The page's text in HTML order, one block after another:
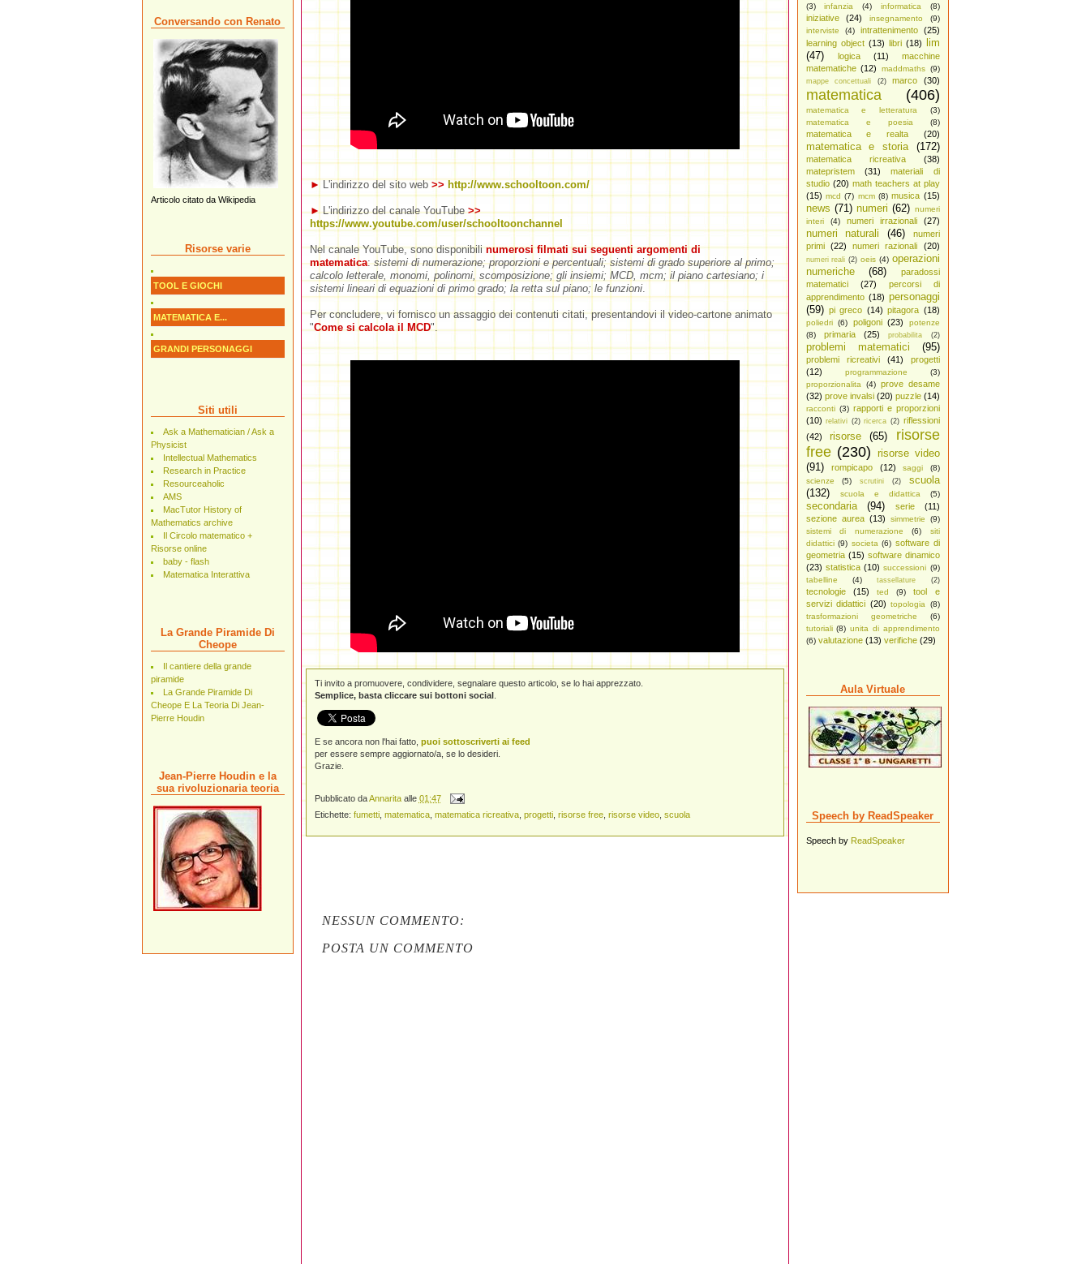
(3)
infanzia (4) informatica (8)
iniziative (24) insegnamento
(9)
interviste
(4) intrattenimento
(25)
learning object (13) libri (18)
lim
(47)
logica (11)
macchine
matematiche (12) maddmaths (9)
mappe concettuali (2) marco (30)
matematica (406)
matematica e letteratura
(3)
matematica e poesia
(8)
matematica e realta (20)
matematica e storia (172)
matematica ricreativa
(38)
matepristem
(31)
materiali di
studio (20) math teachers at play
(15) mcd (7) mcm (8) musica (15)
news (71) numeri (62) numeri
interi
(4) numeri irrazionali (27)
numeri naturali (46)
numeri
primi
(22) numeri razionali (20)
numeri reali (2) oeis (4) operazioni
numeriche
(68)
paradossi
matematici
(27)
percorsi di
apprendimento (18) personaggi
(59) pi greco (14) pitagora (18)
poliedri (6) poligoni (23)
potenze
(8)
primaria (25) probabilita (2)
problemi matematici (95)
problemi ricreativi (41)
progetti
(12)
programmazione
(3)
proporzionalita
(4) prove desame
(32) prove invalsi (20) puzzle (14)
racconti (3) rapporti e proporzioni
(10) relativi (2) ricerca (2) riflessioni
(42)
risorse (65)
risorse
free (230) risorse video
(91)
rompicapo (12) saggi
(8)
scienze
(5) scrutini (2)
scuola
(132)
scuola e didattica (5)
secondaria (94) serie
(11)
sezione aurea (13) simmetrie
(9)
sistemi di numerazione
(6)
siti
didattici (9) societa (6) software di
geometria (15) software dinamico
(23) statistica (10) successioni (9)
tabelline
(4) tassellature (2)
tecnologie (15) ted (9)
tool e
servizi didattici (20) topologia
(8)
trasformazioni geometriche
(6)
tutoriali (8) unita di apprendimento
(6) valutazione (13) verifiche (29)
Aula Virtuale
Speech by ReadSpeaker
Speech by ReadSpeaker
► L'indirizzo del sito web >> http://www.schooltoon.com/
► L'indirizzo del canale YouTube>>
https://www.youtube.com/user/schooltoonchannel
Nel canale YouTube, sono disponibilinumerosi filmati sui seguenti argomenti di
matematica:sistemi di numerazione; proporzioni e percentuali; sistemi di grado superiore al primo;
calcolo letterale, monomi, polinomi, scomposizione; gli insiemi; MCD, mcm; il piano cartesiano; i
sistemi lineari di equazioni di primo grado; la retta sul piano; le funzioni.
Per concludere, vi fornisco un assaggio dei contenuti citati, presentandovi il video-cartone animato
"Come si calcola il MCD".
Ti invito a promuovere, condividere, segnalare questo articolo, se lo hai apprezzato.
Semplice, basta cliccare sui bottoni social.
E se ancora non l'hai fatto, puoi sottoscriverti ai feed
per essere sempre aggiornato/a, se lo desideri.
Grazie.
Pubblicato daAnnarita alle 01:47
Etichette: fumetti, matematica, matematica ricreativa, progetti, risorse free, risorse video, scuola
NESSUN COMMENTO:
POSTA UN COMMENTO
Conversando con Renato
Articolo citato da Wikipedia
Risorse varie
TOOL E GIOCHI
MATEMATICA E...
GRANDI PERSONAGGI
Siti utili
Ask a Mathematician / Ask a
Physicist
Intellectual Mathematics
Research in Practice
Resourceaholic
AMS
MacTutor History of
Mathematics archive
Il Circolo matematico +
Risorse online
baby - flash
Matematica Interattiva
La Grande Piramide Di
Cheope
Il cantiere della grande
piramide
La Grande Piramide Di
Cheope E La Teoria Di Jean-
Pierre Houdin
Jean-Pierre Houdin e la
sua rivoluzionaria teoria